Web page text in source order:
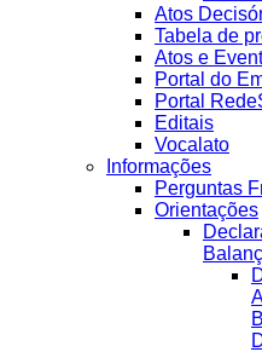
Atos
Tabela de
Atos e
Portal do
Portal
Editais
Vocalato
Informações
Perguntas
Orientações